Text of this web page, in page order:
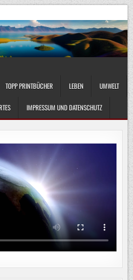
TOPP PRINTBÜCHER LEBEN UMWELT
IMPRESSUM UND DATENSCHUTZ